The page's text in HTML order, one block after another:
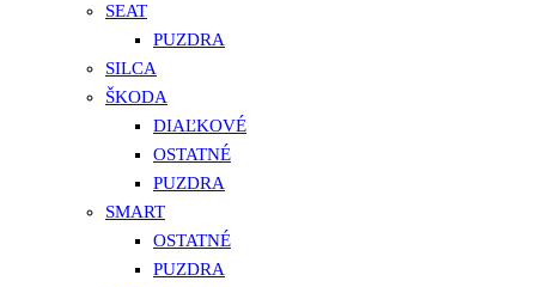
SEAT
PUZDRA
SILCA
ŠKODA
DIAĽKOVÉ
OSTATNÉ
PUZDRA
SMART
OSTATNÉ
PUZDRA